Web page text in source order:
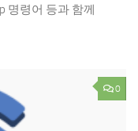
명령어 등과 함께
0